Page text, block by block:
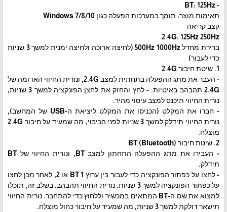
- BT: 125Hz
תאימות מוצר: תומך במערכות הפעלה כגון Windows 7/8/10
קצב קריאה
2.4G: 125Hz 250Hz
ברירת מחדל 500Hz 1000Hz (לחיצה ארוכה ולחיצה ימנית למשך 3 שניות
כדי לעבור)
1. שיטת חיבור 2.4G
- העבר את מתג ההפעלה בתחתית למצב 2.4G, ונורית החיווי האדומה של
2.4G תהבהב באיטיות. - לחץ והחזק את לחצן הפונקציה למשך 3 שניות,
נורית החיווי תיכנס למצב עיסוי מהיר.
- חברו את המקלט (הכניסו את המקלט ליציאת ה-USB של המחשב),
נורית החיווי תידלק למשך 3 שניות לפני הכיבוי, מה שמעיד על חיבור 2.4G
מוצלח.
2. שיטת חיבור BT (Bluetooth)
- העבירו את מתג ההפעלה התחתון למצב BT, ונורית החיווי של BT
תידלק.
- לחצו על כפתור הפונקציה כדי לעבור בין ערוץ BT 1 או 2, לאחר מכן לחצו
על כפתור הפונקציה למשך 3 שניות. נורית החיווי תהבהב. בשלב זה, תוכלו
למצוא את שם ה-BT המתאים במכשיר וללחוץ כדי להתחבר. נורית החיווי
תישאר דולקת למשך 3 שניות, מה שמעיד על חיבור כחול מוצלח.